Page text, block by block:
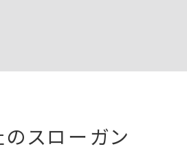
スローガン